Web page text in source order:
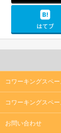
コワーキングスペ
コワーキングスペ
お問い合わせ